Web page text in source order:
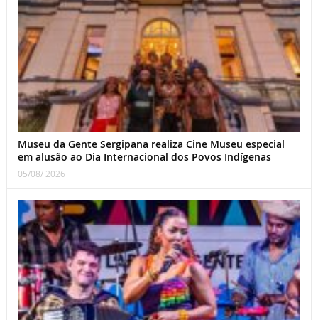
Museu da Gente Sergipana realiza Cine Museu especial
em alusão ao Dia Internacional dos Povos Indígenas
05/08/ 2026